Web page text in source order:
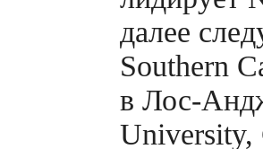
далее
Southern
в Лос-
University,